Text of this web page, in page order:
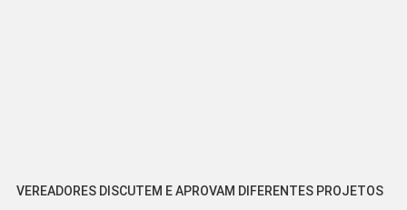
VEREADORES DISCUTEM E APROVAM DIFERENTES PROJETOS